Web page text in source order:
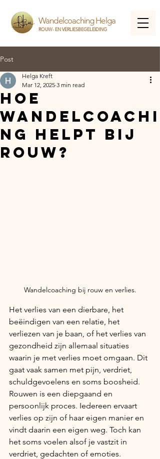
Wandelcoaching Helga
ROUW- EN VERLIESBEGELEIDING
Post
Hoe
wandelcoachi
ng helpt bij
rouw?
Helga Kreft
Mar 12, 2025 3 min read
Wandelcoaching bij rouw en verlies.
Het verlies van een dierbare, het
beëindigen van een relatie, het
verliezen van je baan, of het verlies van
gezondheid zijn allemaal situaties
waarin je met verlies moet omgaan. Dit
gaat vaak samen met pijn, verdriet,
schuldgevoelens en soms boosheid.
Rouwen is een diepgaand en
persoonlijk proces. Iedereen ervaart
verlies op zijn of haar eigen manier en
vindt daarin een eigen weg. Toch kan
het soms voelen alsof je vastzit in
verdriet, gedachten of emoties.